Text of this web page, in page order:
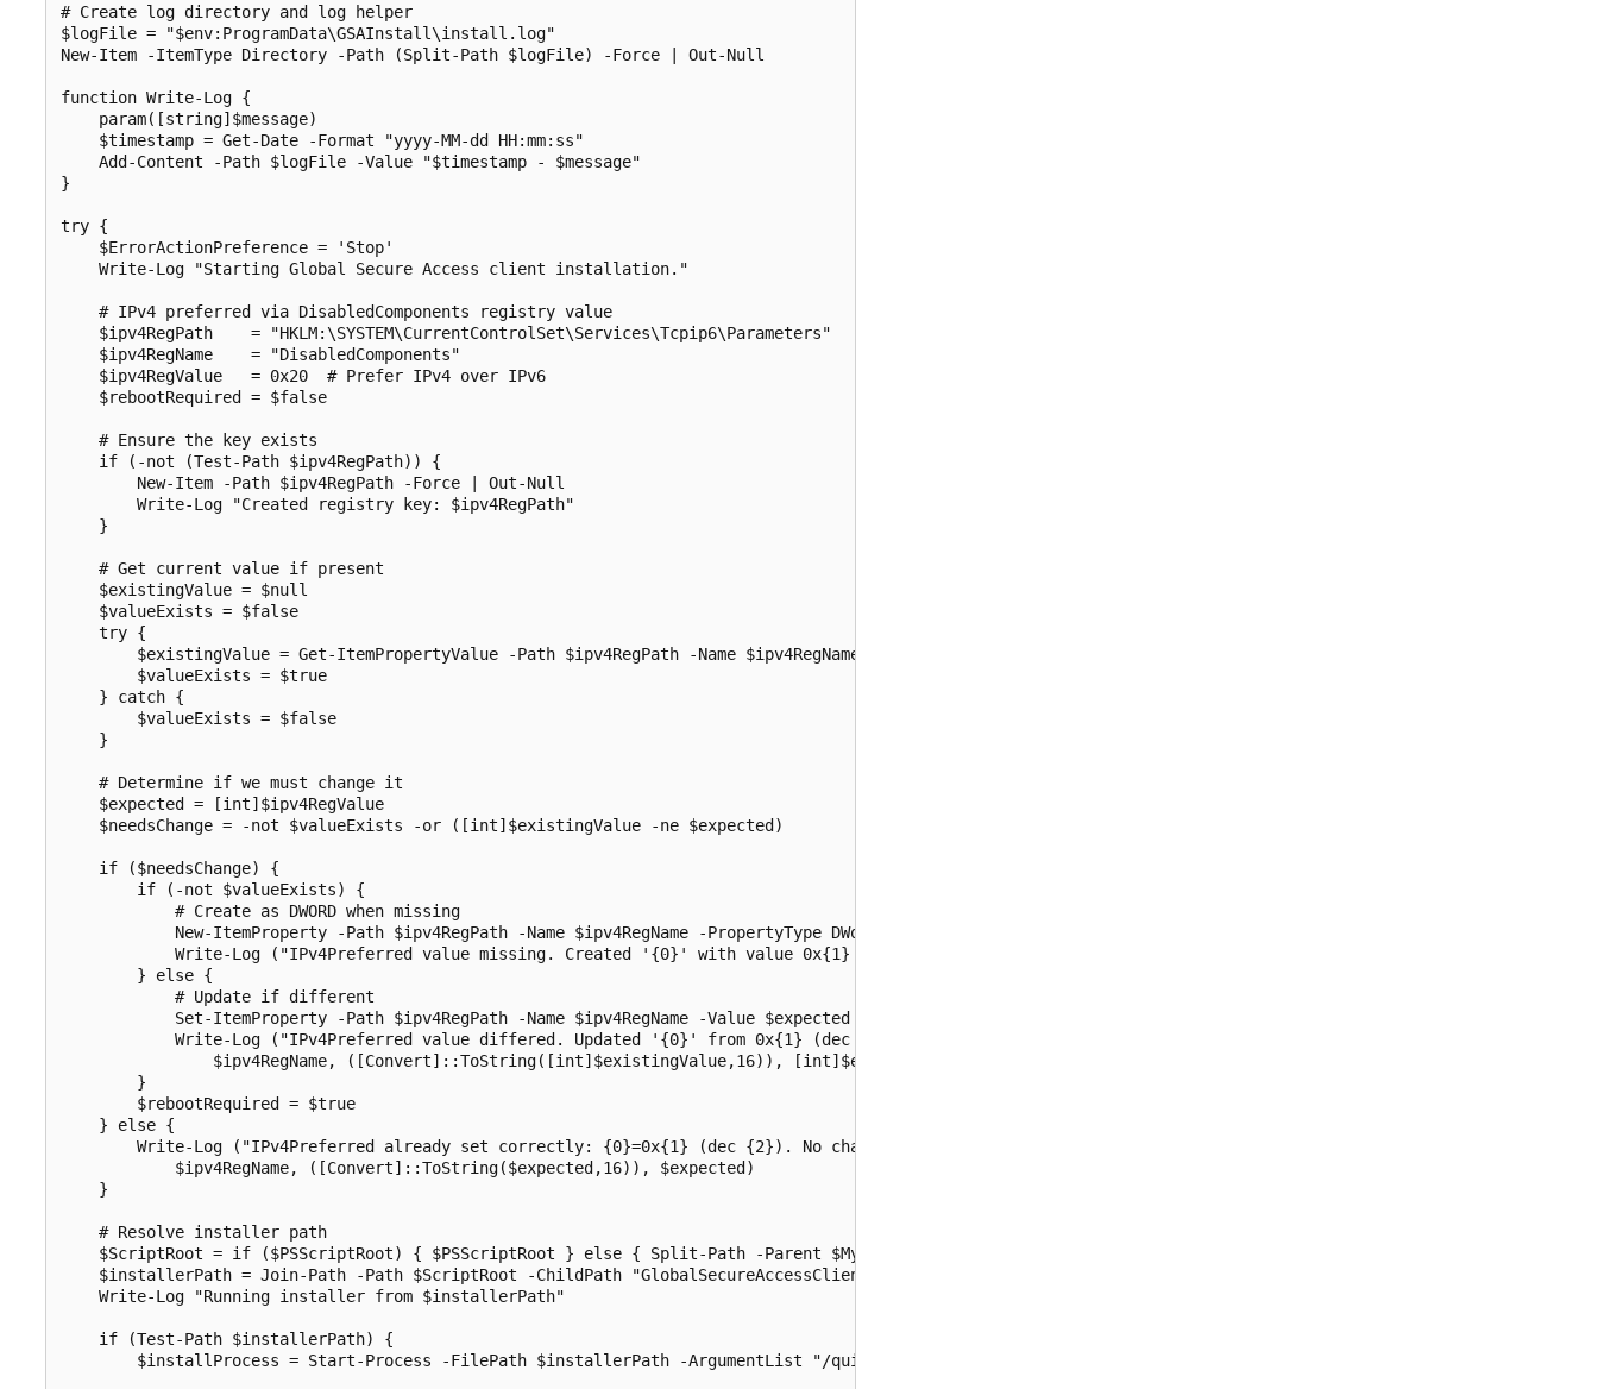
# Create log directory and log helper
$logFile = "$env:ProgramData\GSAInstall\install.log"
New-Item -ItemType Directory -Path (Split-Path $logFile) -Force | Out-Null
function Write-Log {
    param([string]$message)
    $timestamp = Get-Date -Format "yyyy-MM-dd HH:mm:ss"
    Add-Content -Path $logFile -Value "$timestamp - $message"
}
try {
    $ErrorActionPreference = 'Stop'
    Write-Log "Starting Global Secure Access client installation."
    # IPv4 preferred via DisabledComponents registry value
    $ipv4RegPath    = "HKLM:\SYSTEM\CurrentControlSet\Services\Tcpip6\Parameters"
    $ipv4RegName    = "DisabledComponents"
    $ipv4RegValue   = 0x20  # Prefer IPv4 over IPv6
    $rebootRequired = $false
    # Ensure the key exists
    if (-not (Test-Path $ipv4RegPath)) {
        New-Item -Path $ipv4RegPath -Force | Out-Null
        Write-Log "Created registry key: $ipv4RegPath"
    }
    # Get current value if present
    $existingValue = $null
    $valueExists = $false
    try {
        $existingValue = Get-ItemPropertyValue -Path $ipv4RegPath -Name $ipv4RegName -ErrorAction Stop
        $valueExists = $true
    } catch {
        $valueExists = $false
    }
    # Determine if we must change it
    $expected = [int]$ipv4RegValue
    $needsChange = -not $valueExists -or ([int]$existingValue -ne $expected)
    if ($needsChange) {
        if (-not $valueExists) {
            # Create as DWORD when missing
            New-ItemProperty -Path $ipv4RegPath -Name $ipv4RegName -PropertyType DWord -Value $expected -Force | Out-Null
            Write-Log ("IPv4Preferred value missing. Created '{0}' with value 0x{1} (dec {2})." -f $ipv4RegName, ([Convert]::ToString($expected,16)), $expected)
        } else {
            # Update if different
            Set-ItemProperty -Path $ipv4RegPath -Name $ipv4RegName -Value $expected
            Write-Log ("IPv4Preferred value differed. Updated '{0}' from 0x{1} (dec {2}) to 0x{3} (dec {4})." -f `
                $ipv4RegName, ([Convert]::ToString([int]$existingValue,16)), [int]$existingValue, ([Convert]::ToString($expected,16)), $expected)
        }
        $rebootRequired = $true
    } else {
        Write-Log ("IPv4Preferred already set correctly: {0}=0x{1} (dec {2}). No change." -f `
            $ipv4RegName, ([Convert]::ToString($expected,16)), $expected)
    }
    # Resolve installer path
    $ScriptRoot = if ($PSScriptRoot) { $PSScriptRoot } else { Split-Path -Parent $MyInvocation.MyCommand.Path }
    $installerPath = Join-Path -Path $ScriptRoot -ChildPath "GlobalSecureAccessClient.exe"
    Write-Log "Running installer from $installerPath"
    if (Test-Path $installerPath) {
        $installProcess = Start-Process -FilePath $installerPath -ArgumentList "/quiet" -Wait -PassThru